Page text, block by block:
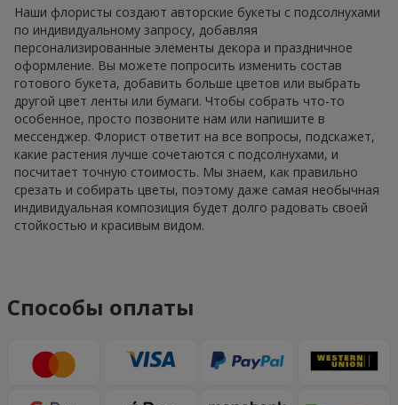
Наши флористы создают авторские букеты с подсолнухами
по индивидуальному запросу, добавляя
персонализированные элементы декора и праздничное
оформление. Вы можете попросить изменить состав
готового букета, добавить больше цветов или выбрать
другой цвет ленты или бумаги. Чтобы собрать что-то
особенное, просто позвоните нам или напишите в
мессенджер. Флорист ответит на все вопросы, подскажет,
какие растения лучше сочетаются с подсолнухами, и
посчитает точную стоимость. Мы знаем, как правильно
срезать и собирать цветы, поэтому даже самая необычная
индивидуальная композиция будет долго радовать своей
стойкостью и красивым видом.
Способы оплаты